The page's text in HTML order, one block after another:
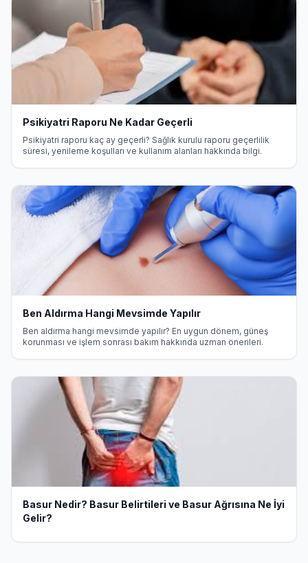
Psikiyatri Raporu Ne Kadar Geçerli
Psikiyatri raporu kaç ay geçerli? Sağlık kurulu raporu geçerlilik
süresi, yenileme koşulları ve kullanım alanları hakkında bilgi.
Ben Aldırma Hangi Mevsimde Yapılır
Ben aldırma hangi mevsimde yapılır? En uygun dönem, güneş
korunması ve işlem sonrası bakım hakkında uzman önerileri.
Basur Nedir? Basur Belirtileri ve Basur Ağrısına Ne İyi
Gelir?